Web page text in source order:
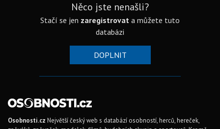
Něco jste nenašli?
Stačí se jen zaregistrovat a můžete tuto
databázi
DOPLNIT
Osobnosti.cz Největší český web s databází osobností, herců, hereček,